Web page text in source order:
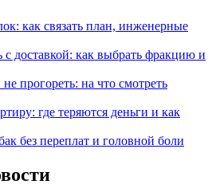
как связать план, инженерные
доставкой: как выбрать фракцию и
прогореть: на что смотреть
где теряются деньги и как
без переплат и головной боли